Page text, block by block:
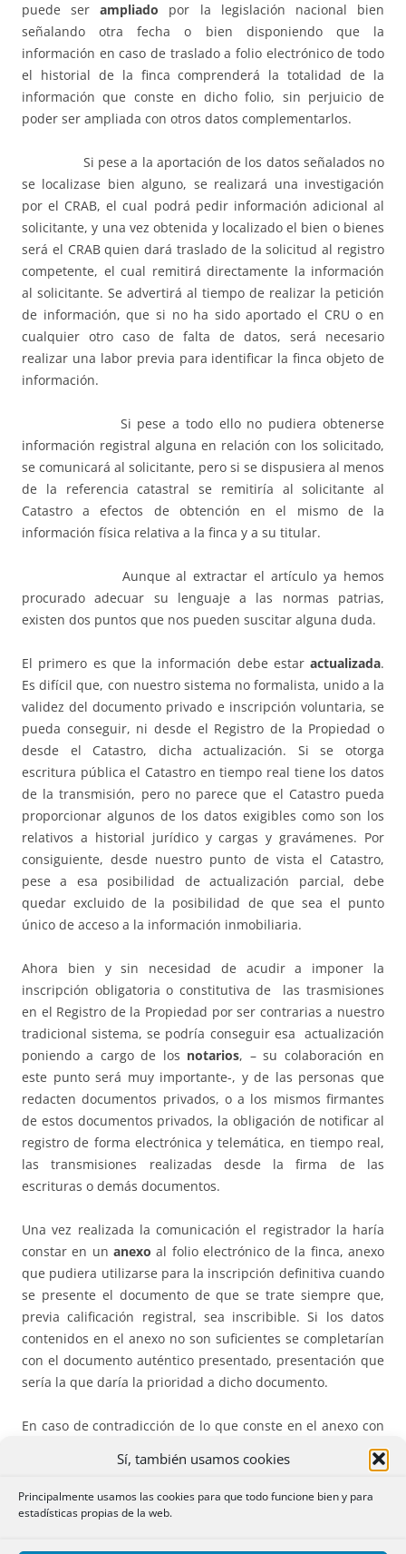
Sí, también usamos cookies
Principalmente usamos las cookies para que todo funcione bien y para
estadísticas propias de la web.
puede serampliado por la legislación nacional bien
señalando otra fecha o bien disponiendo que la
información en caso de traslado a folio electrónico de todo
el historial de la finca comprenderá la totalidad de la
información que conste en dicho folio, sin perjuicio de
poder ser ampliada con otros datos complementarlos.
Si pese a la aportación de los datos señalados no
se localizase bien alguno, se realizará una investigación
por el CRAB, el cual podrá pedir información adicional al
solicitante, y una vez obtenida y localizado el bien o bienes
será el CRAB quien dará traslado de la solicitud al registro
competente, el cual remitirá directamente la información
al solicitante. Se advertirá al tiempo de realizar la petición
de información, que si no ha sido aportado el CRU o en
cualquier otro caso de falta de datos, será necesario
realizar una labor previa para identificar la finca objeto de
información.
Si pese a todo ello no pudiera obtenerse
información registral alguna en relación con los solicitado,
se comunicará al solicitante, pero si se dispusiera al menos
de la referencia catastral se remitiría al solicitante al
Catastro a efectos de obtención en el mismo de la
información física relativa a la finca y a su titular.
Aunque al extractar el artículo ya hemos
procurado adecuar su lenguaje a las normas patrias,
existen dos puntos que nos pueden suscitar alguna duda.
El primero es que la información debe estar actualizada.
Es difícil que, con nuestro sistema no formalista, unido a la
validez del documento privado e inscripción voluntaria, se
pueda conseguir, ni desde el Registro de la Propiedad o
desde el Catastro, dicha actualización. Si se otorga
escritura pública el Catastro en tiempo real tiene los datos
de la transmisión, pero no parece que el Catastro pueda
proporcionar algunos de los datos exigibles como son los
relativos a historial jurídico y cargas y gravámenes. Por
consiguiente, desde nuestro punto de vista el Catastro,
pese a esa posibilidad de actualización parcial, debe
quedar excluido de la posibilidad de que sea el punto
único de acceso a la información inmobiliaria.
Ahora bien y sin necesidad de acudir a imponer la
inscripción obligatoria o constitutiva de las trasmisiones
en el Registro de la Propiedad por ser contrarias a nuestro
tradicional sistema, se podría conseguir esa actualización
poniendo a cargo de los notarios, – su colaboración en
este punto será muy importante-, y de las personas que
redacten documentos privados, o a los mismos firmantes
de estos documentos privados, la obligación de notificar al
registro de forma electrónica y telemática, en tiempo real,
las transmisiones realizadas desde la firma de las
escrituras o demás documentos.
Una vez realizada la comunicación el registrador la haría
constar en un anexo al folio electrónico de la finca, anexo
que pudiera utilizarse para la inscripción definitiva cuando
se presente el documento de que se trate siempre que,
previa calificación registral, sea inscribible. Si los datos
contenidos en el anexo no son suficientes se completarían
con el documento auténtico presentado, presentación que
sería la que daría la prioridad a dicho documento.
En caso de contradicción de lo que conste en el anexo con
el documento que pretenda su inscripción el registrador,
con independencia de su total calificación, pondría en
conocimiento del interesado la existencia de la nota del
anexo para que este a su vista pudiera realizar las